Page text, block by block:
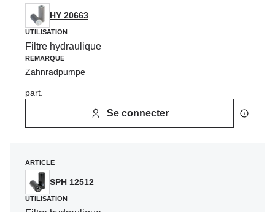
HY 20663
UTILISATION
Filtre hydraulique
REMARQUE
Zahnradpumpe
part.
Se connecter
ARTICLE
SPH 12512
UTILISATION